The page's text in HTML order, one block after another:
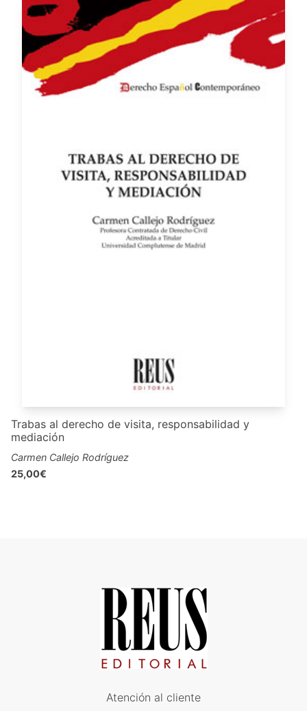
Trabas al derecho de visita, responsabilidad y
mediación
Carmen Callejo Rodríguez
25,00€
Atención al cliente